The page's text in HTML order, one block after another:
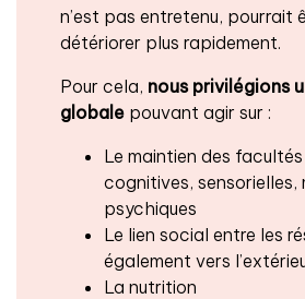
n’est pas entretenu, pourrait
détériorer plus rapidement.
Pour cela, nous privilégions
globale pouvant agir sur :
Le maintien des
cognitives, sensorielles,
psychiques
Le lien social entre les
également vers
La nutrition